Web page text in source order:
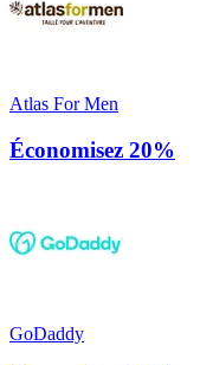
Atlas For Men
Économisez 20%
GoDaddy